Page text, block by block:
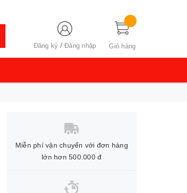
Đăng ký /Đăng nhập Giỏ hàng
Miễn phí vận chuyển với đơn hàng
lớn hơn 500.000 đ